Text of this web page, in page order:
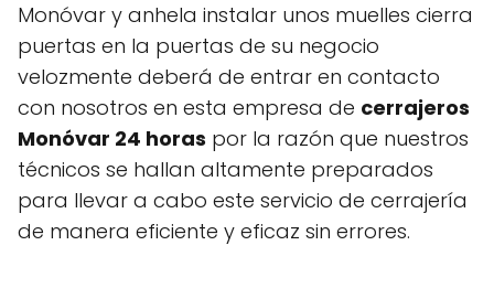
Monóvar y anhela instalar unos muelles cierra
puertas en la puertas de su negocio
velozmente deberá de entrar en contacto
con nosotros en esta empresa de cerrajeros
Monóvar 24 horas por la razón que nuestros
técnicos se hallan altamente preparados
para llevar a cabo este servicio de cerrajería
de manera eficiente y eficaz sin errores.